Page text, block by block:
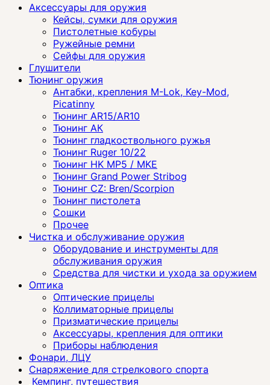
Аксессуары для оружия
Кейсы, сумки для оружия
Пистолетные кобуры
Ружейные ремни
Сейфы для оружия
Глушители
Тюнинг оружия
Антабки, крепления M-Lok, Key-Mod,
Picatinny
Тюнинг AR15/AR10
Тюнинг АК
Тюнинг гладкоствольного ружья
Тюнинг Ruger 10/22
Тюнинг HK MP5 / MKE
Тюнинг Grand Power Stribog
Тюнинг CZ: Bren/Scorpion
Тюнинг пистолета
Сошки
Прочее
Чистка и обслуживание оружия
Оборудование и инструменты для
обслуживания оружия
Средства для чистки и ухода за оружием
Оптика
Оптические прицелы
Коллиматорные прицелы
Призматические прицелы
Аксессуары, крепления для оптики
Приборы наблюдения
Фонари, ЛЦУ
Снаряжение для стрелкового спорта
Кемпинг, путешествия